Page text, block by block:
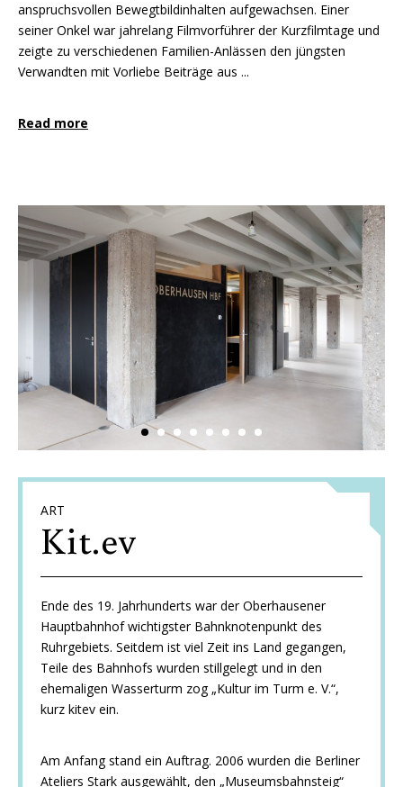
anspruchsvollen Bewegtbildinhalten aufgewachsen. Einer
seiner Onkel war jahrelang Filmvorführer der Kurzfilmtage und
zeigte zu verschiedenen Familien-Anlässen den jüngsten
Verwandten mit Vorliebe Beiträge aus ...
Read more
ART
Kit.ev
Ende des 19. Jahrhunderts war der Oberhausener
Hauptbahnhof wichtigster Bahnknotenpunkt des
Ruhrgebiets. Seitdem ist viel Zeit ins Land gegangen,
Teile des Bahnhofs wurden stillgelegt und in den
ehemaligen Wasserturm zog „Kultur im Turm e. V.“,
kurz kitev ein.
Am Anfang stand ein Auftrag. 2006 wurden die Berliner
Ateliers Stark ausgewählt, den „Museumsbahnsteig“